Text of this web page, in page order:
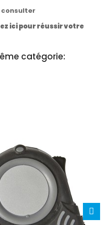
consulter
ici pour réussir votre
catégorie: